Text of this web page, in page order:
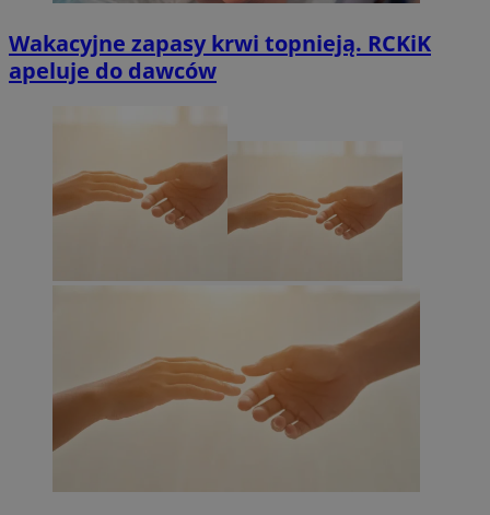
Wakacyjne zapasy krwi topnieją. RCKiK
apeluje do dawców